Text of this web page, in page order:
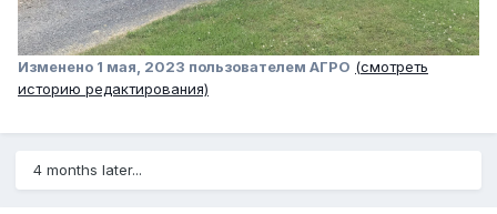
Изменено 1 мая, 2023 пользователем АГРО (смотреть
историю редактирования)
4 months later...